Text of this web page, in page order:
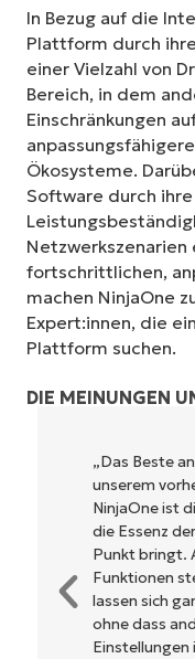
In Bezug auf die
Plattform durch
einer Vielzahl von
Bereich, in dem
Einschränkungen
Ökosysteme.
Software durch
Netzwerkszenarien
fortschrittlichen,
machen NinjaOne
Expert:innen, die
Plattform suchen.
DIE MEINUNGEN
Beste an unserem
vorherigen RMM-
ist die Tatsache, dass
der RMM-Plattform
bringt. Alle gewünschten
stehen im
sich ganz einfach
dass andere Funktionen
im Weg sind.“